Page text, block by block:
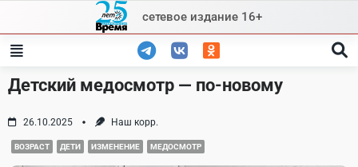
content
сетевое издание 16+
Детский медосмотр — по-новому
26.10.2025 Наш корр.
ВОЗРАСТ ДЕТИ ИЗМЕНЕНИЕ МЕДОСМОТР